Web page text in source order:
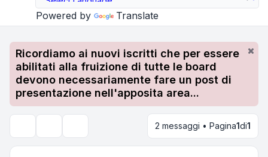
Powered by Translate
Ricordiamo ai nuovi iscritti che per essere
abilitati alla fruizione di tutte le board
devono necessariamente fare un post di
presentazione nell'apposita area...
2 messaggi • Pagina1di1